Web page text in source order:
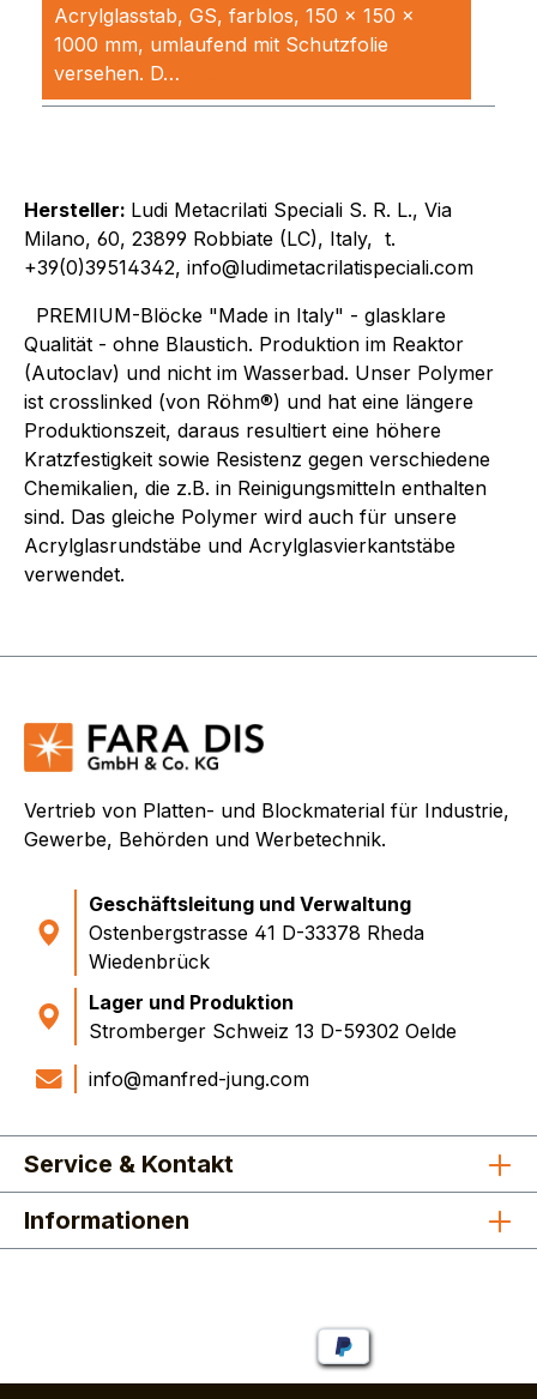
Acrylglasstab, GS, farblos, 150 x 150 x
1000 mm, umlaufend mit Schutzfolie
versehen. D…
Hersteller: Ludi Metacrilati Speciali S. R. L., Via
Milano, 60, 23899 Robbiate (LC), Italy, t.
+39(0)39514342, info@ludimetacrilatispeciali.com
PREMIUM-Blöcke "Made in Italy" - glasklare
Qualität - ohne Blaustich. Produktion im Reaktor
(Autoclav) und nicht im Wasserbad. Unser Polymer
ist crosslinked (von Röhm®) und hat eine längere
Produktionszeit, daraus resultiert eine höhere
Kratzfestigkeit sowie Resistenz gegen verschiedene
Chemikalien, die z.B. in Reinigungsmitteln enthalten
sind. Das gleiche Polymer wird auch für unsere
Acrylglasrundstäbe und Acrylglasvierkantstäbe
verwendet.
Vertrieb von Platten- und Blockmaterial für Industrie,
Gewerbe, Behörden und Werbetechnik.
Geschäftsleitung und Verwaltung
Ostenbergstrasse 41 D-33378 Rheda
Wiedenbrück
Lager und Produktion
Stromberger Schweiz 13 D-59302 Oelde
info@manfred-jung.com
Service & Kontakt
Informationen